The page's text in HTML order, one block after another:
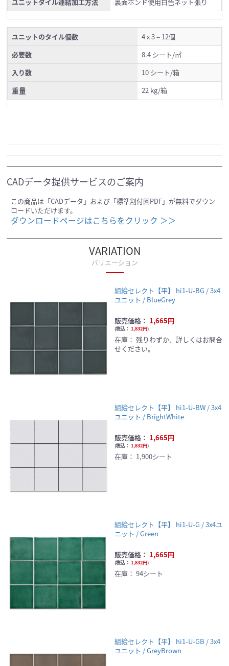
ユニットのタイル個数
4 x 3 = 12個
必要数
8.4 シート/㎡
入り数
10 シート/箱
重量 22 kg/箱
CADデータ提供サービスのご案内
この商品は「CADデータ」および「標準割付図PDF」が無料でダウン
ロードいただけます。
ダウンロードページはこちらをクリック ＞＞
VARIATION
バリエーション
組絵セレクト【平】 hi1-U-BG / 3x4
ユニット / BlueGrey
販売価格： 1,665円
(税込： 1,832円)
在庫： 残りわずか、詳しくはお問合
せください。
組絵セレクト【平】 hi1-U-BW / 3x4
ユニット / BrightWhite
販売価格： 1,665円
(税込： 1,832円)
在庫： 1,900シート
組絵セレクト【平】 hi1-U-G / 3x4ユ
ニット / Green
販売価格： 1,665円
(税込： 1,832円)
在庫： 94シート
組絵セレクト【平】 hi1-U-GB / 3x4
ユニット / GreyBrown